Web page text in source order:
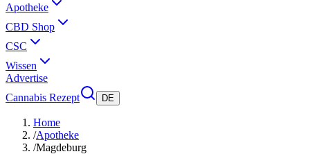
Apotheke
CBD Shop
CSC
Wissen
Advertise
Cannabis Rezept
DE
Home
/Apotheke
/Magdeburg